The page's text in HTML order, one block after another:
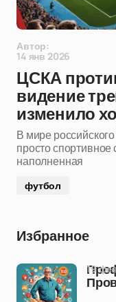
Автор:
14 янв 2026
ЦСКА
видение
изменило
В мире
просто
наполненная
футбол
Избранное
19